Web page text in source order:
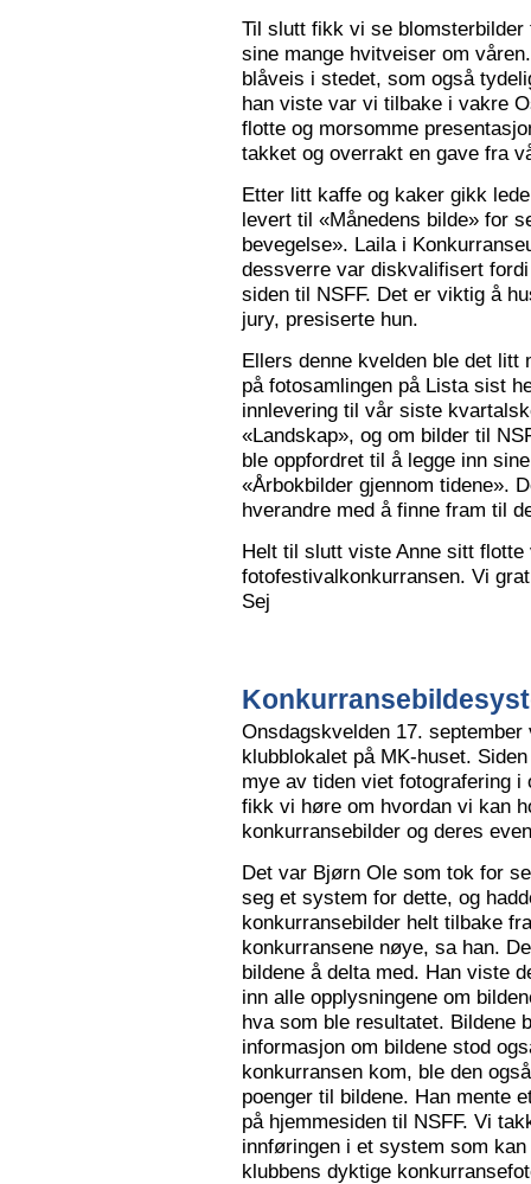
Til slutt fikk vi se
sine mange hvitveiser om
blåveis i stedet, som også
han viste var vi tilbake i vakre
flotte og morsomme
takket og overrakt en gave fra
Etter litt kaffe og kaker gikk
levert til «Månedens bilde» for
bevegelse». Laila i
dessverre var diskvalifisert
siden til NSFF. Det er viktig å
jury, presiserte hun.
Ellers denne kvelden ble det litt
på fotosamlingen på Lista sist
innlevering til vår siste
«Landskap», og om bilder til
ble oppfordret til å legge inn
«Årbokbilder gjennom tidene».
hverandre med å finne fram til
Helt til slutt viste Anne sitt flotte
fotofestivalkonkurransen. Vi
Sej
Onsdagskvelden 17.
klubblokalet på MK-huset.
mye av tiden viet fotografering
fikk vi høre om hvordan vi kan
konkurransebilder og deres
Det var Bjørn Ole som tok for
seg et system for dette, og
konkurransebilder helt tilbake
konkurransene nøye, sa han.
bildene å delta med. Han viste
inn alle opplysningene om
hva som ble resultatet. Bildene
informasjon om bildene stod
konkurransen kom, ble den
poenger til bildene. Han mente
på hjemmesiden til NSFF. Vi
innføringen i et system som
klubbens dyktige